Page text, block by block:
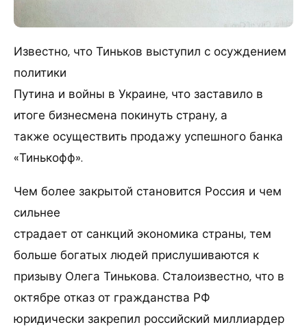
Известно, что Тиньков выступил с осуждением
политики
Путина и войны в Украине, что заставило в
итоге бизнесмена покинуть страну, а
также осуществить продажу успешного банка
«Тинькофф».
Чем более закрытой становится Россия и чем
сильнее
страдает от санкций экономика страны, тем
больше богатых людей прислушиваются к
призыву Олега Тинькова. Сталоизвестно, что в
октябре отказ от гражданства РФ
юридически закрепил российский миллиардер